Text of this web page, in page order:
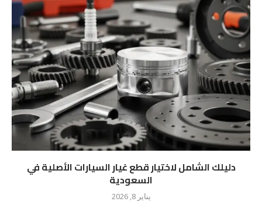
دليلك الشامل لاختيار قطع غيار السيارات الأصلية في
السعودية
يناير 8, 2026